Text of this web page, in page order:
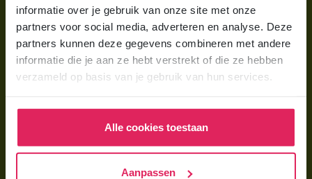
informatie over je gebruik van onze site met onze
partners voor social media, adverteren en analyse. Deze
partners kunnen deze gegevens combineren met andere
informatie die je aan ze hebt verstrekt of die ze hebben
verzameld op basis van je gebruik van hun services.
Alle cookies toestaan
Aanpassen
Wat kost een gastouder?
Hoe vind ik een gastouder?
Voor gastouders
Hoe vind ik gastkinderen?
Trainingen & cursussen